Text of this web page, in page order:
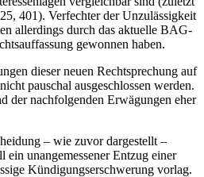
401). Verfechter der Unzulässigkeit
allerdings durch das aktuelle BAG-
gewonnen haben.
dieser neuen Rechtsprechung auf
nicht pauschal ausgeschlossen werden.
der nachfolgenden Erwägungen eher
– wie zuvor dargestellt –
ein unangemessener Entzug einer
Kündigungserschwerung vorlag.